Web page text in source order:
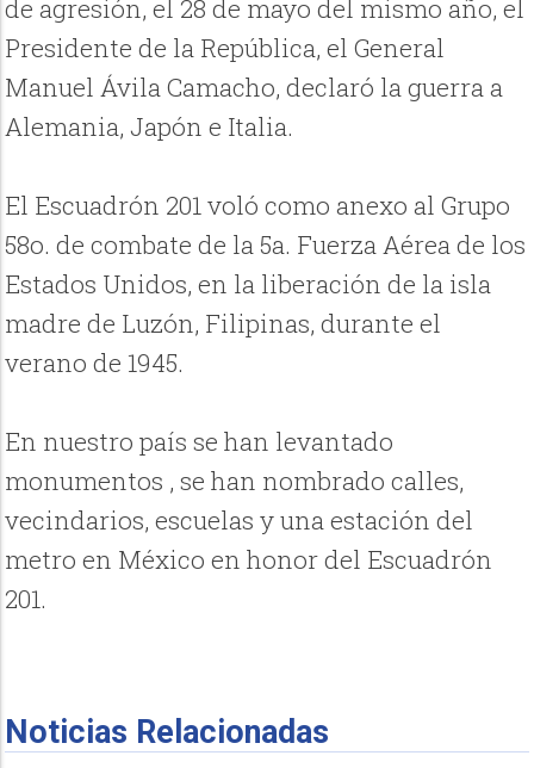
de agresión, el 28 de mayo del mismo año, el
Presidente de la República, el General
Manuel Ávila Camacho, declaró la guerra a
Alemania, Japón e Italia.
El Escuadrón 201 voló como anexo al Grupo
58o. de combate de la 5a. Fuerza Aérea de los
Estados Unidos, en la liberación de la isla
madre de Luzón, Filipinas, durante el
verano de 1945.
En nuestro país se han levantado
monumentos , se han nombrado calles,
vecindarios, escuelas y una estación del
metro en México en honor del Escuadrón
201.
Noticias Relacionadas